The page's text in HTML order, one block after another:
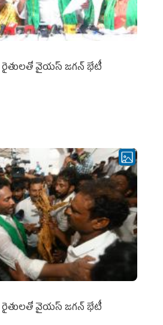
రైతులతో వైయస్ జగన్ భేటీ
రైతులతో వైయస్ జగన్ భేటీ